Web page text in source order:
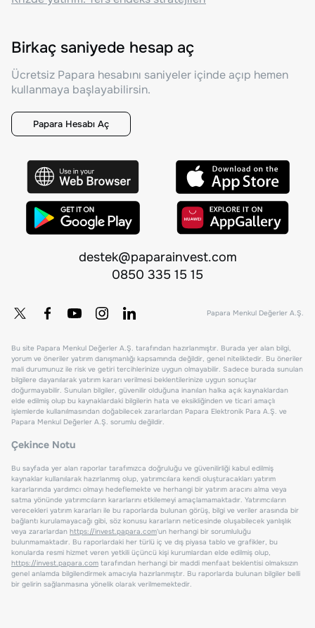
Birkaç saniyede hesap aç
Ücretsiz Papara hesabını saniyeler içinde açıp hemen
kullanmaya başlayabilirsin.
Papara Hesabı Aç
destek@paparainvest.com
0850 335 15 15
Papara Menkul Değerler A.Ş.
Bu site Papara Menkul Değerler A.Ş. tarafından hazırlanmıştır. Burada yer alan bilgi,
yorum ve öneriler yatırım danışmanlığı kapsamında değildir, genel niteliktedir. Bu öneriler
mali durumunuz ile risk ve getiri tercihlerinize uygun olmayabilir. Sadece burada sunulan
bilgilere dayanılarak yatırım kararı verilmesi beklentilerinize uygun sonuçlar
doğurmayabilir. Sunulan bilgiler, güvenilir olduğuna inanılan halka açık kaynaklardan
elde edilmiş olup bu kaynaklardaki bilgilerin hata ve eksikliğinden ve ticari amaçlı
işlemlerde kullanılmasından doğabilecek zararlardan Papara Elektronik Para A.Ş. ve
Papara Menkul Değerler A.Ş. sorumlu değildir.
Çekince Notu
Bu sayfada yer alan raporlar tarafımızca doğruluğu ve güvenilirliği kabul edilmiş
kaynaklar kullanılarak hazırlanmış olup, yatırımcılara kendi oluşturacakları yatırım
kararlarında yardımcı olmayı hedeflemekte ve herhangi bir yatırım aracını alma veya
satma yönünde yatırımcıların kararlarını etkilemeyi amaçlamamaktadır. Yatırımcıların
verecekleri yatırım kararları ile bu raporlarda bulunan görüş, bilgi ve veriler arasında bir
bağlantı kurulamayacağı gibi, söz konusu kararların neticesinde oluşabilecek yanlışlık
veya zararlardan https://invest.papara.com'un herhangi bir sorumluluğu
bulunmamaktadır. Bu raporlardaki her türlü iç ve dış piyasa tablo ve grafikler, bu
konularda resmi hizmet veren yetkili üçüncü kişi kurumlardan elde edilmiş olup,
https://invest.papara.com tarafından herhangi bir maddi menfaat beklentisi olmaksızın
genel anlamda bilgilendirmek amacıyla hazırlanmıştır. Bu raporlarda bulunan bilgiler belli
bir gelirin sağlanmasına yönelik olarak verilmemektedir.